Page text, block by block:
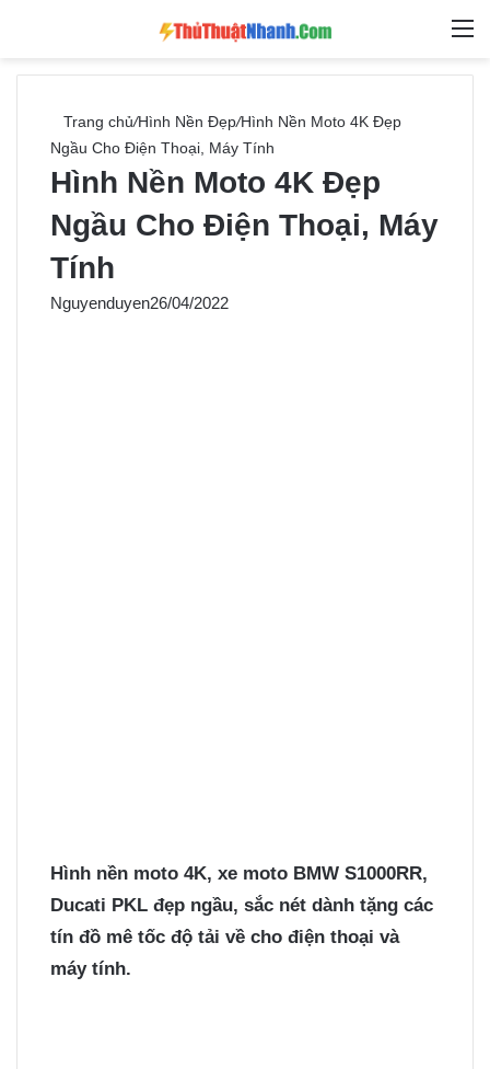
Tìm
Trang chủ/Hình Nền Đẹp/Hình Nền Moto 4K Đẹp
Ngầu Cho Điện Thoại, Máy Tính
Hình Nền Moto 4K Đẹp
Ngầu Cho Điện Thoại, Máy
Tính
Nguyenduyen26/04/2022
Hình nền moto 4K, xe moto BMW S1000RR,
Ducati PKL đẹp ngầu, sắc nét dành tặng các
tín đồ mê tốc độ tải về cho điện thoại và
máy tính.